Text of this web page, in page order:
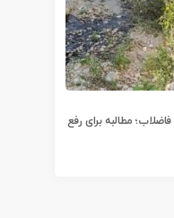
مطالبه برای رفع